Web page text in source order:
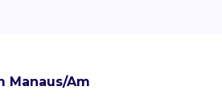
Manaus/Am